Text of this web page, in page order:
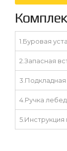
1.Буровая
2.Запасная
4.Ручка
5.Инструкция